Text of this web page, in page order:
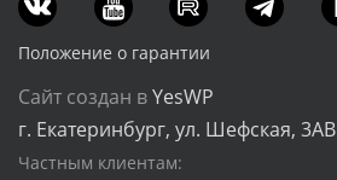
Положение о гарантии
Сайт создан вYesWP
г. Екатеринбург, ул. Шефская, 3АВ
Частным клиентам: